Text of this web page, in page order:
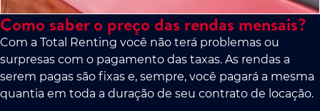
Como saber o preço das rendas mensais?
Com a Total Renting você não terá problemas ou
surpresas com o pagamento das taxas. As rendas a
serem pagas são fixas e, sempre, você pagará a mesma
quantia em toda a duração de seu contrato de locação.